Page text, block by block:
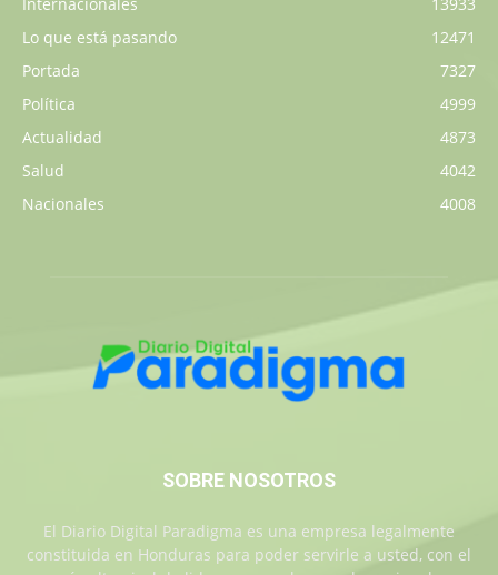
Internacionales
13933
Lo que está pasando
12471
Portada
7327
Política
4999
Actualidad
4873
Salud
4042
Nacionales
4008
SOBRE NOSOTROS
El Diario Digital Paradigma es una empresa legalmente
constituida en Honduras para poder servirle a usted, con el